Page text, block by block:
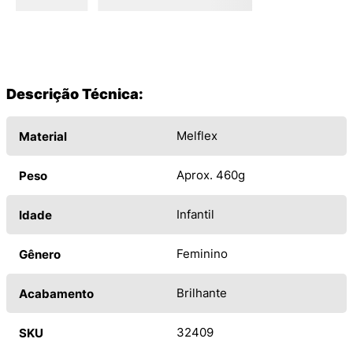
Descrição Técnica:
Material Melflex
Peso Aprox. 460g
Idade Infantil
Gênero Feminino
Acabamento Brilhante
SKU 32409